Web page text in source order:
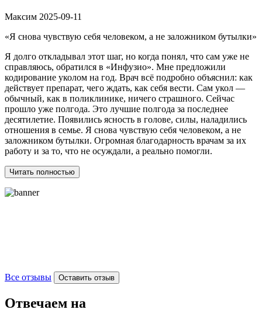
Максим 2025-09-11
«Я снова чувствую себя человеком, а не заложником бутылки»
Я долго откладывал этот шаг, но когда понял, что сам уже не
справляюсь, обратился в «Инфузио». Мне предложили
кодирование уколом на год. Врач всё подробно объяснил: как
действует препарат, чего ждать, как себя вести. Сам укол —
обычный, как в поликлинике, ничего страшного. Сейчас
прошло уже полгода. Это лучшие полгода за последнее
десятилетие. Появились ясность в голове, силы, наладились
отношения в семье. Я снова чувствую себя человеком, а не
заложником бутылки. Огромная благодарность врачам за их
работу и за то, что не осуждали, а реально помогли.
Читать полностью
Все отзывы Оставить отзыв
Отвечаем на